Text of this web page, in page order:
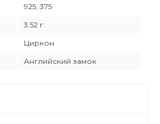
925, 375
3.52 г
Циркон
Английский замок